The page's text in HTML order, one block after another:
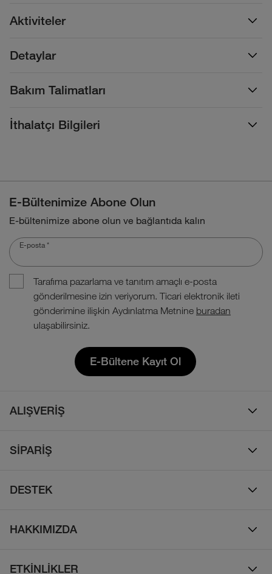
Detaylar
Aktiviteler
Bakım Talimatları
İthalatçı Bilgileri
E-Bültenimize Abone Olun
E-bültenimize abone olun ve bağlantıda kalın
E-posta *
Tarafıma pazarlama ve tanıtım amaçlı e-posta
gönderilmesine izin veriyorum. Ticari elektronik ileti
gönderimine ilişkin Aydınlatma Metnine buradan
ulaşabilirsiniz.
E-Bültene Kayıt Ol
ALIŞVERİŞ
Çocuk
Ayakkabı
SİPARİŞ
İade Politikası
DESTEK
Sıkça Sorulan Sorular
HAKKIMIZDA
ETKİNLİKLER